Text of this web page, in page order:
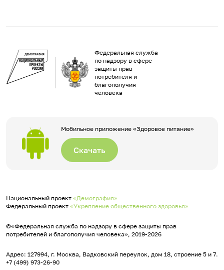
Федеральная служба
по надзору в сфере
защиты прав
потребителя и
благополучия
человека
Мобильное приложение «Здоровое питание»
Скачать
Национальный проект «Демография»
Федеральный проект «Укрепление общественного здоровья»
©«Федеральная служба по надзору в сфере защиты прав
потребителей и благополучия человека», 2019-2026
Адрес: 127994, г. Москва, Вадковский переулок, дом 18, строение 5 и 7.
+7 (499) 973-26-90